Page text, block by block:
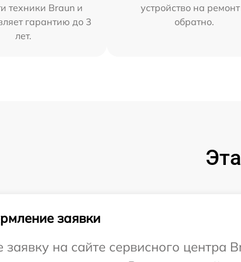
техники Braun и
гарантию до 3
лет.
устройство на
обратно.
заявки
заявку на сайте сервисного